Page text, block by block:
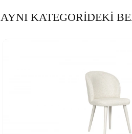
AYNI KATEGORİDEKİ